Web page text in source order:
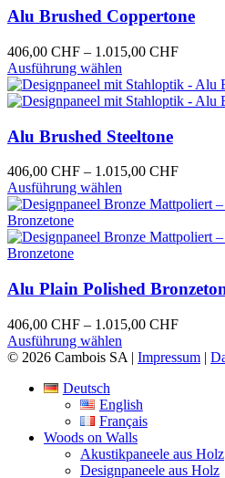
Varianten
auf.
Die
Optionen
können
auf
der
Produktseite
gewählt
Alu Brushed Coppertone
406,00 CHF – 1.015,00 CHF
bis
Ausführung wählen
Produkt
weist
Varianten
auf.
Die
Optionen
können
auf
der
Produktseite
werden
Alu Brushed Steeltone
406,00 CHF – 1.015,00 CHF
bis
Ausführung wählen
Produkt
mehrere
Die
Optionen
können
auf
der
Produktseite
werden
Alu Plain Polished
406,00 CHF – 1.015,00 CHF
bis
Ausführung wählen
Produkt
Varianten
auf.
Die
Optionen
können
© 2026 Cambois SA | Impressum |
Deutsch
English
Français
Woods on Walls
Akustikpaneele aus Holz
Designpaneele aus Holz